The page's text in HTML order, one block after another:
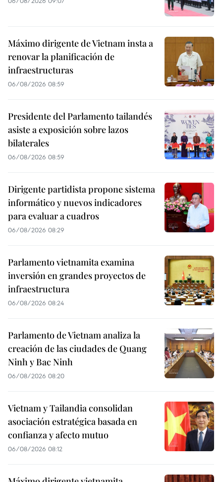
Máximo dirigente de Vietnam insta a
renovar la planificación de
infraestructuras
06/08/2026 08:59
Presidente del Parlamento tailandés
asiste a exposición sobre lazos
bilaterales
06/08/2026 08:59
Dirigente partidista propone sistema
informático y nuevos indicadores
para evaluar a cuadros
06/08/2026 08:29
Parlamento vietnamita examina
inversión en grandes proyectos de
infraestructura
06/08/2026 08:24
Parlamento de Vietnam analiza la
creación de las ciudades de Quang
Ninh y Bac Ninh
06/08/2026 08:20
Vietnam y Tailandia consolidan
asociación estratégica basada en
confianza y afecto mutuo
06/08/2026 08:12